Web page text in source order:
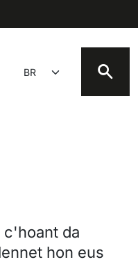
menu
Select your language
da
hon eus